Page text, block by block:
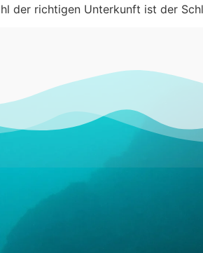
der richtigen Unterkunft ist der